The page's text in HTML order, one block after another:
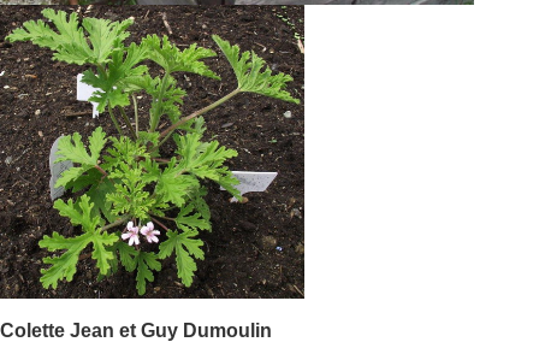
Colette Jean et Guy Dumoulin